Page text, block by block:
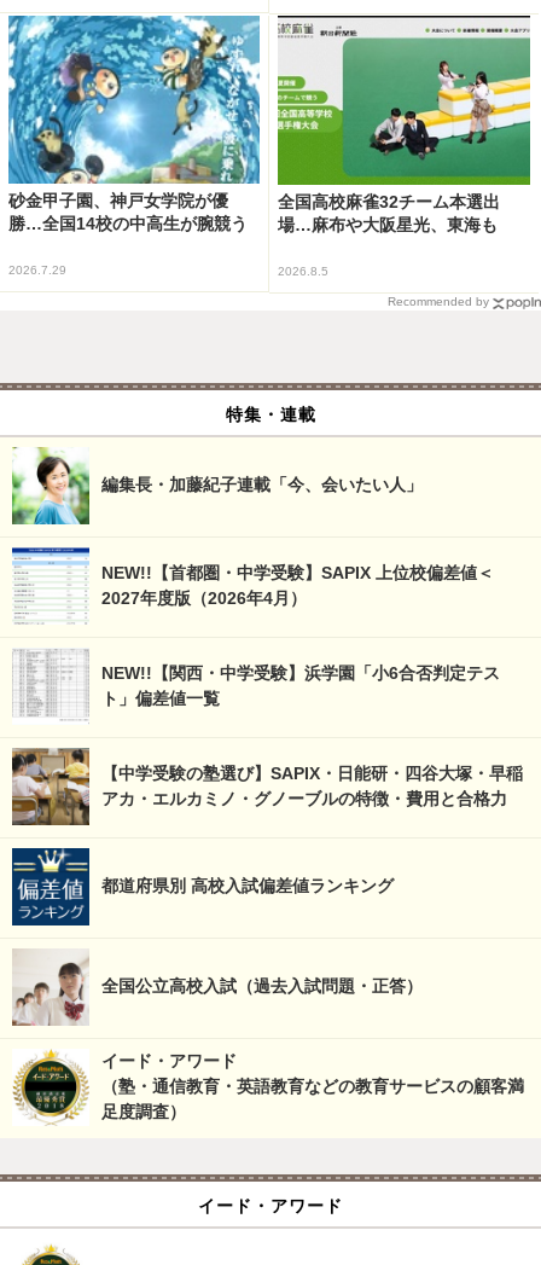
砂金甲子園、神戸女学院が優
勝…全国14校の中高生が腕競う
2026.7.29
全国高校麻雀32チーム本選出
場…麻布や大阪星光、東海も
2026.8.5
Recommended by
特集・連載
編集長・加藤紀子連載「今、会いたい人」
NEW!!【首都圏・中学受験】SAPIX 上位校偏差値＜
2027年度版（2026年4月）
NEW!!【関西・中学受験】浜学園「小6合否判定テス
ト」偏差値一覧
【中学受験の塾選び】SAPIX・日能研・四谷大塚・早稲
アカ・エルカミノ・グノーブルの特徴・費用と合格力
都道府県別 高校入試偏差値ランキング
全国公立高校入試（過去入試問題・正答）
イード・アワード
（塾・通信教育・英語教育などの教育サービスの顧客満
足度調査）
イード・アワード